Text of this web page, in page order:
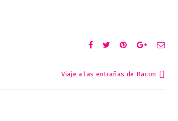
Viaje a las entrañas de Bacon